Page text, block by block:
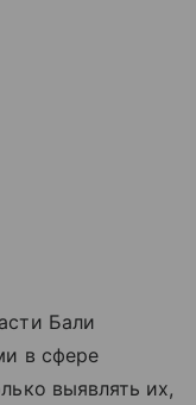
Бали
в сфере
выявлять их,